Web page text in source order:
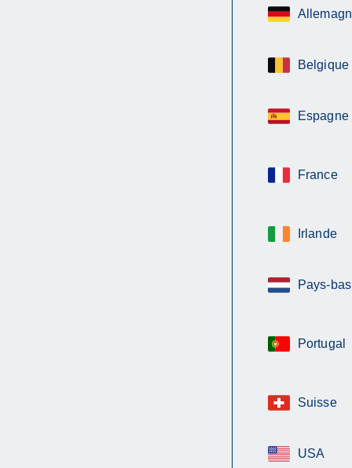
Belgique
Espagne
France
Irlande
Pays-bas
Portugal
Suisse
USA